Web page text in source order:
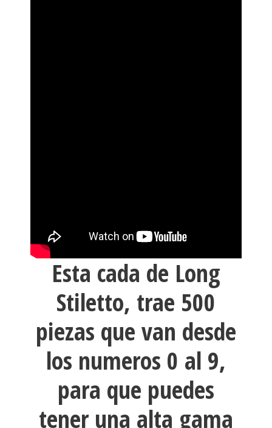
Esta cada de Long
Stiletto, trae 500
piezas que van desde
los numeros 0 al 9,
para que puedes
tener una alta gama